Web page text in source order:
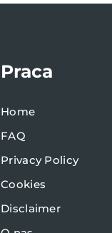
Praca
Home
FAQ
Privacy Policy
Cookies
Disclaimer